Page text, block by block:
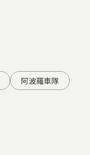
阿波羅車隊